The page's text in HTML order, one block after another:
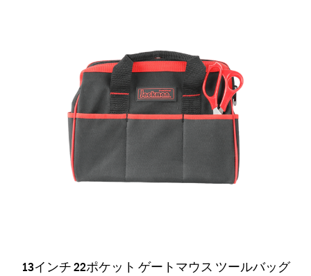
13インチ 22ポケット ゲートマウス ツールバッグ